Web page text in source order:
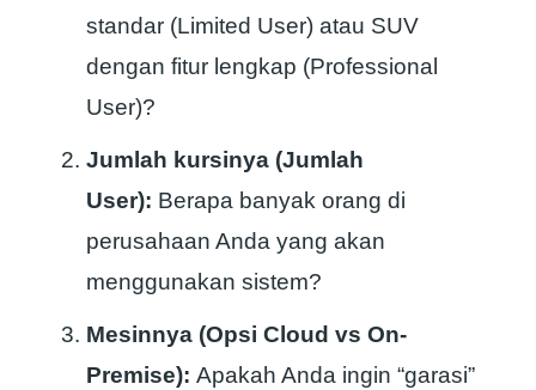
standar (Limited User) atau SUV
dengan fitur lengkap (Professional
User)?
Jumlah kursinya (Jumlah
User): Berapa banyak orang di
perusahaan Anda yang akan
menggunakan sistem?
Mesinnya (Opsi Cloud vs On-
Premise): Apakah Anda ingin “garasi”